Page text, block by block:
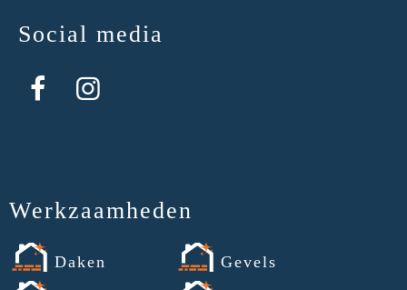
Social media
Werkzaamheden
Daken Gevels